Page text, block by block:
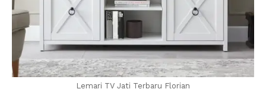
Lemari TV Jati Terbaru Florian